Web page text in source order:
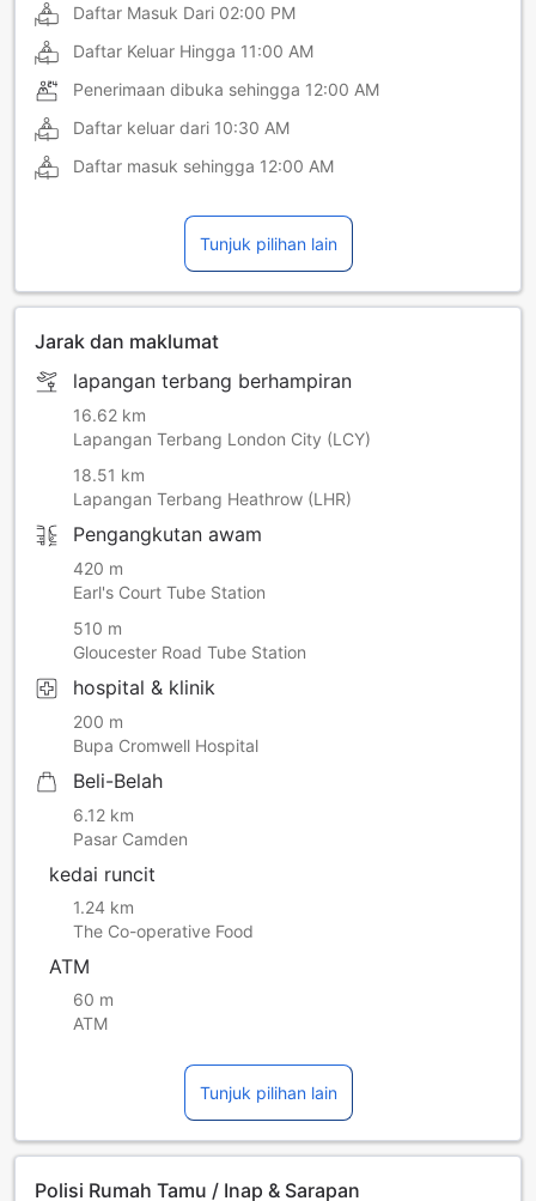
Daftar Masuk Dari 02:00 PM
Daftar Keluar Hingga 11:00 AM
Penerimaan dibuka sehingga 12:00 AM
Daftar keluar dari 10:30 AM
Daftar masuk sehingga 12:00 AM
Tunjuk pilihan lain
Jarak dan maklumat
lapangan terbang berhampiran
16.62 km
Lapangan Terbang London City (LCY)
18.51 km
Lapangan Terbang Heathrow (LHR)
Pengangkutan awam
420 m
Earl's Court Tube Station
510 m
Gloucester Road Tube Station
hospital & klinik
200 m
Bupa Cromwell Hospital
Beli-Belah
6.12 km
Pasar Camden
kedai runcit
1.24 km
The Co-operative Food
ATM
60 m
ATM
Tunjuk pilihan lain
Polisi Rumah Tamu / Inap & Sarapan